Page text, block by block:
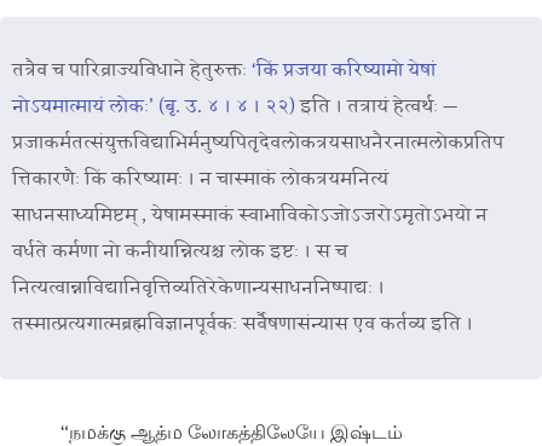
तत्रैव च पारिव्राज्यविधाने हेतुरुक्तः ‘किं प्रजया करिष्यामो येषां
नोऽयमात्मायं लोकः’ (बृ. उ. ४ । ४ । २२) इति । तत्रायं हेत्वर्थः —
प्रजाकर्मतत्संयुक्तविद्याभिर्मनुष्यपितृदेवलोकत्रयसाधनैरनात्मलोकप्रतिप
त्तिकारणैः किं करिष्यामः । न चास्माकं लोकत्रयमनित्यं
साधनसाध्यमिष्टम् , येषामस्माकं स्वाभाविकोऽजोऽजरोऽमृतोऽभयो न
वर्धते कर्मणा नो कनीयान्नित्यश्च लोक इष्टः । स च
नित्यत्वान्नाविद्यानिवृत्तिव्यतिरेकेणान्यसाधननिष्पाद्यः ।
तस्मात्प्रत्यगात्मब्रह्मविज्ञानपूर्वकः सर्वैषणासंन्यास एव कर्तव्य इति ।
“நமக்கு ஆத்ம லோகத்திலேயே இஷ்டம்